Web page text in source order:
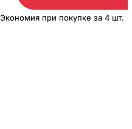
Экономия при покупке за 4 шт.